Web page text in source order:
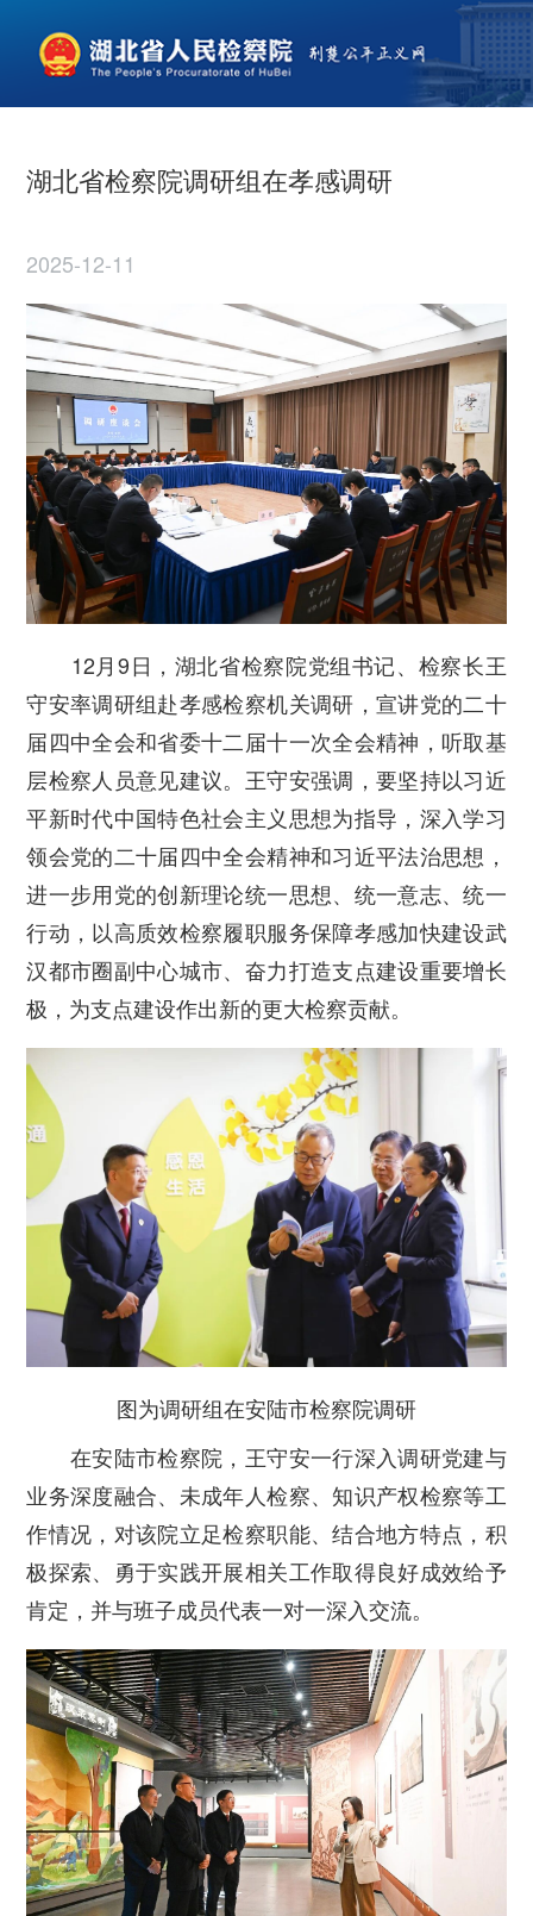
湖北省检察院调研组在孝感调研
2025-12-11
12月9日，湖北省检察院党组书记、检察长王
守安率调研组赴孝感检察机关调研，宣讲党的二十
届四中全会和省委十二届十一次全会精神，听取基
层检察人员意见建议。王守安强调，要坚持以习近
平新时代中国特色社会主义思想为指导，深入学习
领会党的二十届四中全会精神和习近平法治思想，
进一步用党的创新理论统一思想、统一意志、统一
行动，以高质效检察履职服务保障孝感加快建设武
汉都市圈副中心城市、奋力打造支点建设重要增长
极，为支点建设作出新的更大检察贡献。
图为调研组在安陆市检察院调研
在安陆市检察院，王守安一行深入调研党建与
业务深度融合、未成年人检察、知识产权检察等工
作情况，对该院立足检察职能、结合地方特点，积
极探索、勇于实践开展相关工作取得良好成效给予
肯定，并与班子成员代表一对一深入交流。